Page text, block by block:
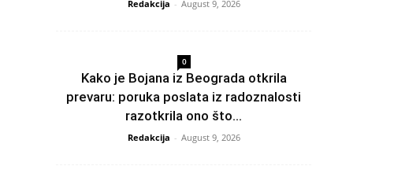
Redakcija - August 9, 2026
0
Kako je Bojana iz Beograda otkrila
prevaru: poruka poslata iz radoznalosti
razotkrila ono što...
Redakcija - August 9, 2026